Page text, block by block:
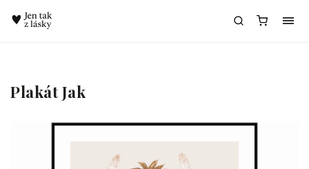
Plakát Jak